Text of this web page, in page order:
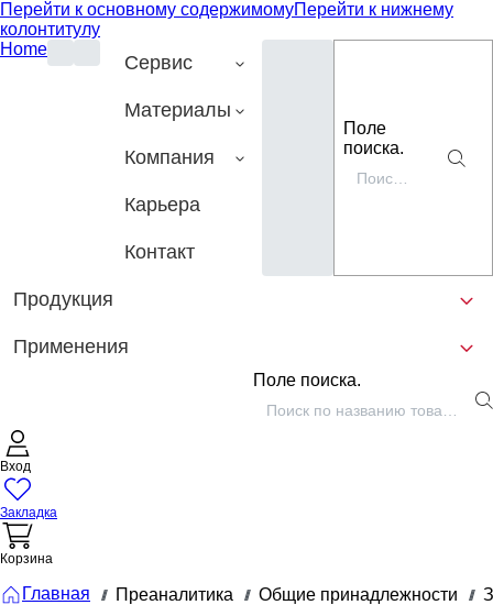
Перейти к основному содержимомуПерейти к нижнему
колонтитулу
Home
Сервис
Материалы
Компания
Карьера
Контакт
Поле
поиска.
Продукция
Применения
Поле поиска.
Вход
Закладка
Корзина
Главная /// Преаналитика /// Общие принадлежности ///